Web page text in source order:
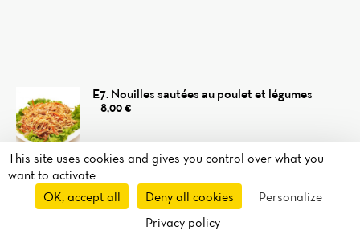
E7. Nouilles sautées au poulet et légumes
8,00 €
E7A. Nouilles sautées au boeuf et légumes
8,00 €
Delivery Uber Eats
This site uses cookies and gives you control over what you
want to activate
OK, accept all
Deny all cookies
Personalize
Privacy policy